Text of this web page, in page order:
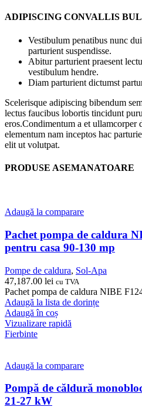
ADIPISCING CONVALLIS
Vestibulum penatibus nunc
parturient suspendisse.
Abitur parturient praesent
vestibulum hendre.
Diam parturient dictumst
Scelerisque adipiscing bibendum
lectus faucibus lobortis tincidunt
eros.Condimentum a et ullamcorper
elementum nam inceptos hac
elit ut volutpat.
PRODUSE ASEMANATOARE
Adaugă la comparare
Pachet pompa de caldura
pentru casa 90-130 mp
Pompe de caldura, Sol-Apa
47,187.00 lei cu TVA
Pachet pompa de caldura NIBE
Adaugă la lista de dorințe
Adaugă în coș
Vizualizare rapidă
Fierbinte
Adaugă la comparare
Pompă de căldură
21-27 kW